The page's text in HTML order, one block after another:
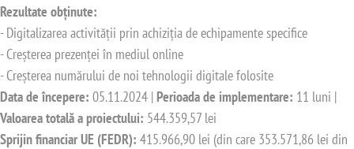
Rezultate obținute:
- Digitalizarea activității prin achiziția de echipamente specifice
- Creșterea prezenței în mediul online
- Creșterea numărului de noi tehnologii digitale folosite
Data de începere: 05.11.2024 | Perioada de implementare: 11 luni |
Valoarea totală a proiectului: 544.359,57 lei
Sprijin financiar UE (FEDR): 415.966,90 lei (din care 353.571,86 lei din